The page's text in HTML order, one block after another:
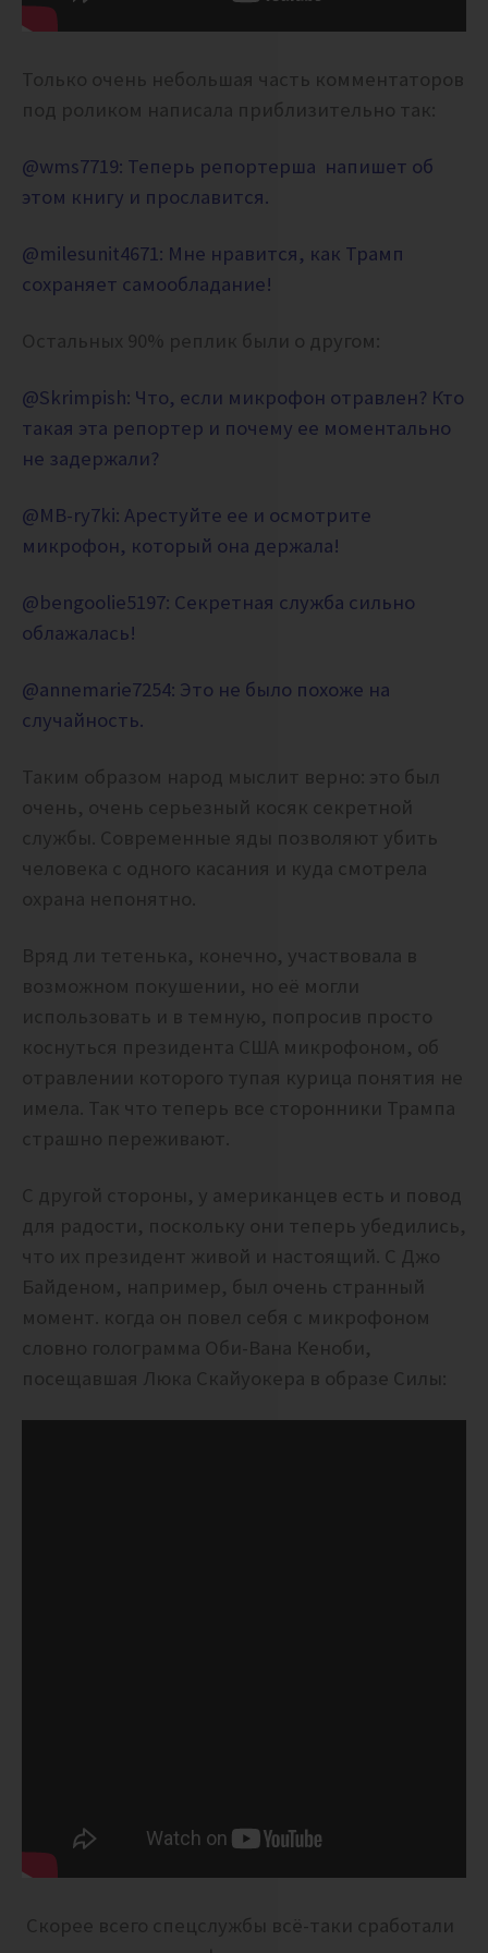
Только очень небольшая часть комментаторов
под роликом написала приблизительно так:
@wms7719: Теперь репортерша напишет об
этом книгу и прославится.
@milesunit4671: Мне нравится, как Трамп
сохраняет самообладание!
Остальных 90% реплик были о другом:
@Skrimpish: Что, если микрофон отравлен? Кто
такая эта репортер и почему ее моментально
не задержали?
@MB-ry7ki: Арестуйте ее и осмотрите
микрофон, который она держала!
@bengoolie5197: Секретная служба сильно
облажалась!
@annemarie7254: Это не было похоже на
случайность.
Таким образом народ мыслит верно: это был
очень, очень серьезный косяк секретной
службы. Современные яды позволяют убить
человека с одного касания и куда смотрела
охрана непонятно.
Вряд ли тетенька, конечно, участвовала в
возможном покушении, но её могли
использовать и в темную, попросив просто
коснуться президента США микрофоном, об
отравлении которого тупая курица понятия не
имела. Так что теперь все сторонники Трампа
страшно переживают.
С другой стороны, у американцев есть и повод
для радости, поскольку они теперь убедились,
что их президент живой и настоящий. С Джо
Байденом, например, был очень странный
момент. когда он повел себя с микрофоном
словно голограмма Оби-Вана Кеноби,
посещавшая Люка Скайуокера в образе Силы:
Скорее всего спецслужбы всё-таки сработали